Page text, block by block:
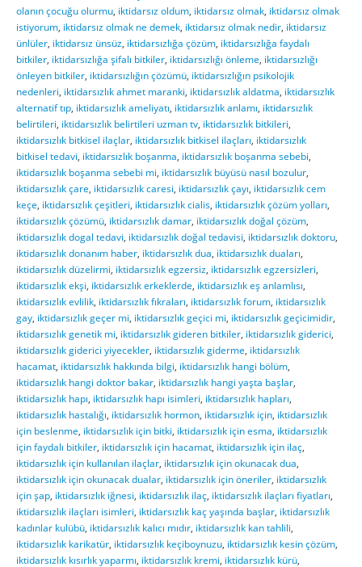
olanın çocuğu olurmu iktidarsız oldum iktidarsız olmak iktidarsız olmak
istiyorum iktidarsız olmak ne demek iktidarsız olmak nedir iktidarsız
ünlüler iktidarsız ünsüz iktidarsızlığa çözüm iktidarsızlığa faydalı
bitkiler iktidarsızlığa şifalı bitkiler iktidarsızlığı önleme iktidarsızlığı
önleyen bitkiler iktidarsızlığın çözümü iktidarsızlığın psikolojik
nedenleri iktidarsızlık ahmet maranki iktidarsızlık aldatma iktidarsızlık
alternatif tıp iktidarsızlık ameliyatı iktidarsızlık anlamı iktidarsızlık
belirtileri iktidarsızlık belirtileri uzman tv iktidarsızlık bitkileri
iktidarsızlık bitkisel ilaçlar iktidarsızlık bitkisel ilaçları iktidarsızlık
bitkisel tedavi iktidarsızlık boşanma iktidarsızlık boşanma sebebi
iktidarsızlık boşanma sebebi mi iktidarsızlık büyüsü nasıl bozulur
iktidarsızlık çare iktidarsızlık caresi iktidarsızlık çayı iktidarsızlık cem
keçe iktidarsızlık çeşitleri iktidarsızlık cialis iktidarsızlık çözüm yolları
iktidarsızlık çözümü iktidarsızlık damar iktidarsızlık doğal çözüm
iktidarsızlık dogal tedavi iktidarsızlık doğal tedavisi iktidarsızlık doktoru
iktidarsızlık donanım haber iktidarsızlık dua iktidarsızlık duaları
iktidarsızlık düzelirmi iktidarsızlık egzersiz iktidarsızlık egzersizleri
iktidarsızlık ekşi iktidarsızlık erkeklerde iktidarsızlık eş anlamlısı
iktidarsızlık evlilik iktidarsızlık fıkraları iktidarsızlık forum iktidarsızlık
gay iktidarsızlık geçer mi iktidarsızlık geçici mi iktidarsızlık geçicimidir
iktidarsızlık genetik mi iktidarsızlık gideren bitkiler iktidarsızlık giderici
iktidarsızlık giderici yiyecekler iktidarsızlık giderme iktidarsızlık
hacamat iktidarsızlık hakkında bilgi iktidarsızlık hangi bölüm
iktidarsızlık hangi doktor bakar iktidarsızlık hangi yaşta başlar
iktidarsızlık hapı iktidarsızlık hapı isimleri iktidarsızlık hapları
iktidarsızlık hastalığı iktidarsızlık hormon iktidarsızlık için iktidarsızlık
için beslenme iktidarsızlık için bitki iktidarsızlık için esma iktidarsızlık
için faydalı bitkiler iktidarsızlık için hacamat iktidarsızlık için ilaç
iktidarsızlık için kullanılan ilaçlar iktidarsızlık için okunacak dua
iktidarsızlık için okunacak dualar iktidarsızlık için öneriler iktidarsızlık
için şap iktidarsızlık iğnesi iktidarsızlık ilaç iktidarsızlık ilaçları fiyatları
iktidarsızlık ilaçları isimleri iktidarsızlık kaç yaşında başlar iktidarsızlık
kadınlar kulübü iktidarsızlık kalıcı mıdır iktidarsızlık kan tahlili
iktidarsızlık karikatür iktidarsızlık keçiboynuzu iktidarsızlık kesin çözüm
iktidarsızlık kısırlık yaparmı iktidarsızlık kremi iktidarsızlık kürü